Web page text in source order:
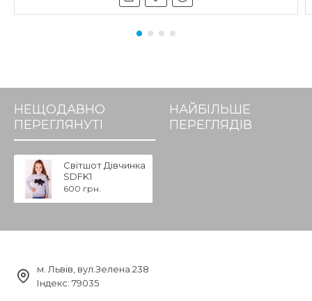
НЕЩОДАВНО
ПЕРЕГЛЯНУТІ
НАЙБІЛЬШЕ
ПЕРЕГЛЯДІВ
Світшот Дівчинка
SDFK1
600 грн.
м. Львів, вул.Зелена 238
Індекс: 79035